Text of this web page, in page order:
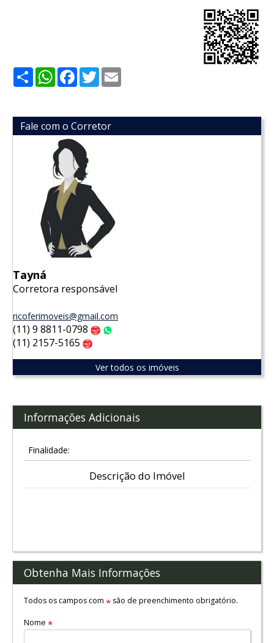
ShareWhatsApp
Facebook
Twitter
Fale com o Corretor
Tayná
Corretora responsável
ricoferimoveis@gmail.com
(11) 9 8811-0798 Claro
(11) 2157-5165
Ver todos os imóveis
Informações Adicionais
Finalidade:
Descrição do Imóvel
Obtenha Mais Informações
Todos os campos com *são de preenchimento obrigatório.
Nome *